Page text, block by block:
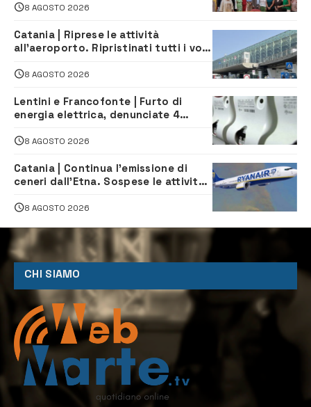
Servizio Legale
8 AGOSTO 2026
Catania | Riprese le attività
all’aeroporto. Ripristinati tutti i voli
8 AGOSTO 2026
Lentini e Francofonte | Furto di
energia elettrica, denunciate 4
8 AGOSTO 2026
Catania | Continua l’emissione di
ceneri dall’Etna. Sospese le attività
8 AGOSTO 2026
CHI SIAMO